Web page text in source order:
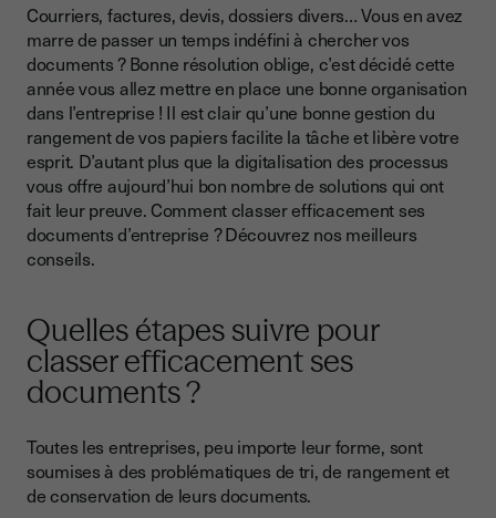
Quels outils permettent un classement digital des
documents ?
Pourquoi devez-vous impérativement classer vos
documents ?
Classer efficacement des documents, ce qu’il faut retenir
Courriers, factures, devis, dossiers divers… Vous en avez
marre de passer un temps indéfini à chercher vos
documents ? Bonne résolution oblige, c’est décidé cette
année vous allez mettre en place une bonne organisation
dans l’entreprise ! Il est clair qu’une bonne gestion du
rangement de vos papiers facilite la tâche et libère votre
esprit. D’autant plus que la digitalisation des processus
vous offre aujourd’hui bon nombre de solutions qui ont
fait leur preuve. Comment classer efficacement ses
documents d’entreprise ? Découvrez nos meilleurs
conseils.
Quelles étapes suivre pour
classer efficacement ses
documents ?
Toutes les entreprises, peu importe leur forme, sont
soumises à des problématiques de tri, de rangement et
de conservation de leurs documents.